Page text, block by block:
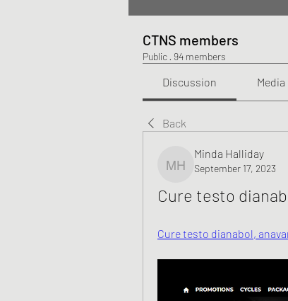
CTNS members
Public · 94 members
Discussion Media
Back
Minda Halliday
Minda Halliday
September 17, 2023
Cure testo
Cure testo dianabol,